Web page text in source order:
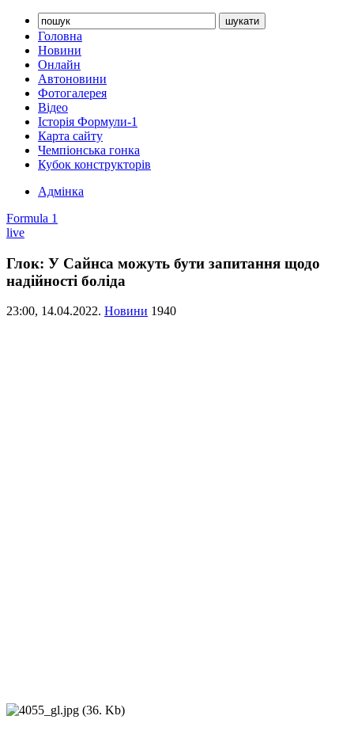
Головна
Новини
Онлайн
Автоновини
Фотогалерея
Відео
Історія Формули-1
Карта сайту
Чемпіонська гонка
Кубок конструкторів
Адмінка
Formula 1
live
Глок: У Сайнса можуть бути запитання щодо
надійності боліда
23:00, 14.04.2022. Новини 1940